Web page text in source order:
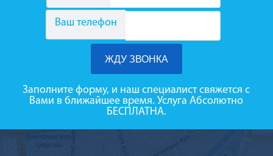
Ваш телефон
Заполните форму, и наш специалист свяжется с
Вами в ближайшее время. Услуга Абсолютно
БЕСПЛАТНА.